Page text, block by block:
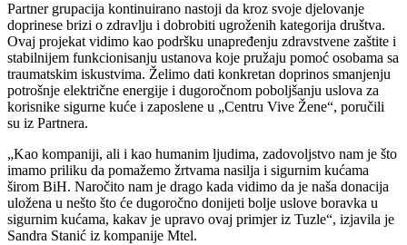
Partner grupacija kontinuirano nastoji da kroz svoje djelovanje
doprinese brizi o zdravlju i dobrobiti ugroženih kategorija društva.
Ovaj projekat vidimo kao podršku unapređenju zdravstvene zaštite i
stabilnijem funkcionisanju ustanova koje pružaju pomoć osobama sa
traumatskim iskustvima. Želimo dati konkretan doprinos smanjenju
potrošnje električne energije i dugoročnom poboljšanju uslova za
korisnike sigurne kuće i zaposlene u „Centru Vive Žene“, poručili
su iz Partnera.
„Kao kompaniji, ali i kao humanim ljudima, zadovoljstvo nam je što
imamo priliku da pomažemo žrtvama nasilja i sigurnim kućama
širom BiH. Naročito nam je drago kada vidimo da je naša donacija
uložena u nešto što će dugoročno donijeti bolje uslove boravka u
sigurnim kućama, kakav je upravo ovaj primjer iz Tuzle“, izjavila je
Sandra Stanić iz kompanije Mtel.